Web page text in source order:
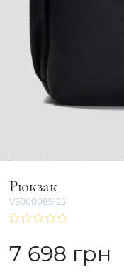
1 2 3
Рюкзак
VS000089125
7 698 грн